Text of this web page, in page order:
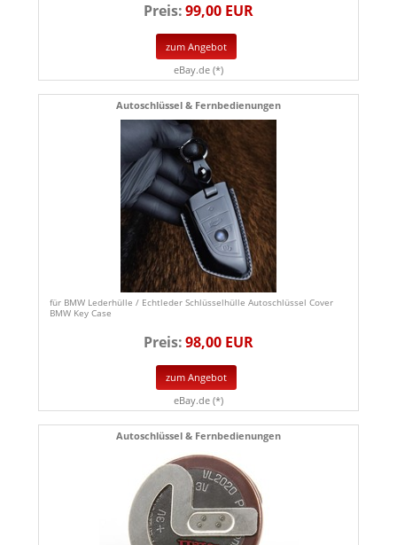
Preis:99,00 EUR
zum Angebot
eBay.de (*)
Autoschlüssel & Fernbedienungen
für BMW Lederhülle / Echtleder Schlüsselhülle Autoschlüssel Cover
BMW Key Case
Preis:98,00 EUR
zum Angebot
eBay.de (*)
Autoschlüssel & Fernbedienungen